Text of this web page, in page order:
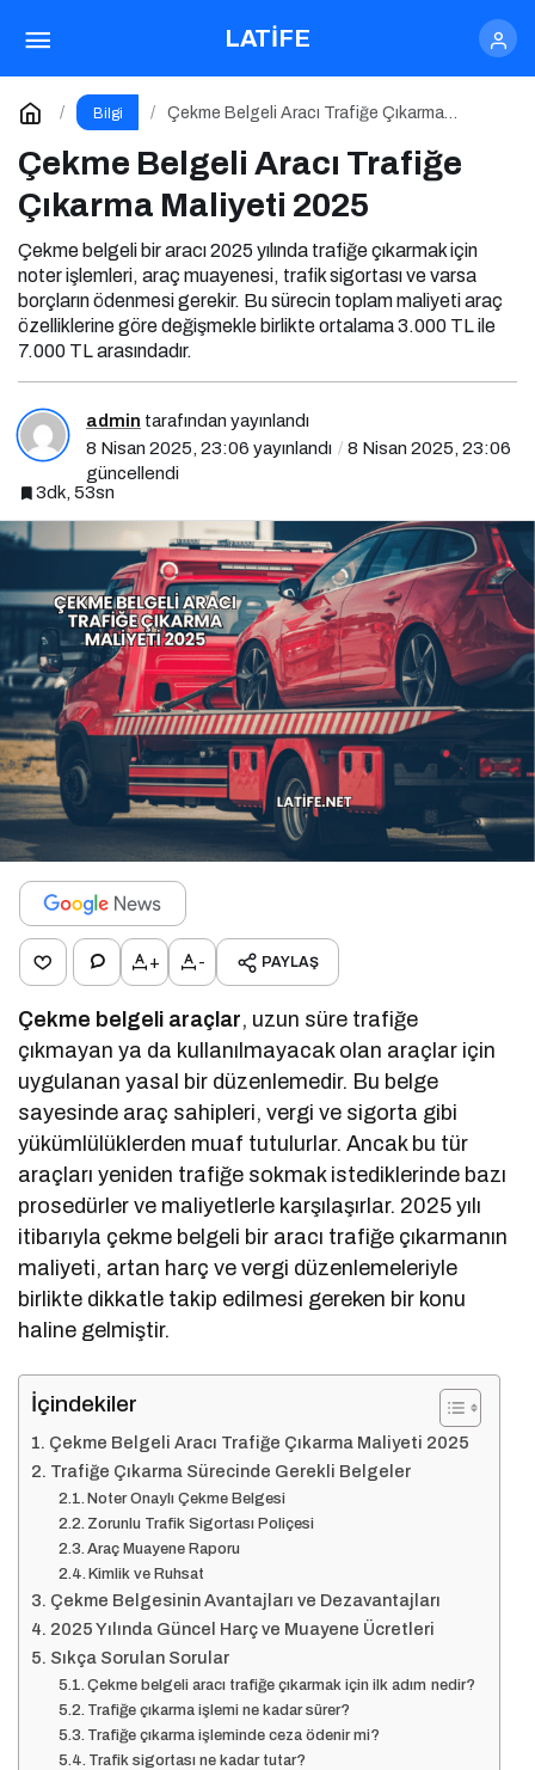
LATİFE
Bilgi
Çekme Belgeli Aracı Trafiğe Çıkarma
Çekme Belgeli Aracı Trafiğe
Çıkarma Maliyeti 2025
Çekme belgeli bir aracı 2025 yılında trafiğe çıkarmak için
noter işlemleri, araç muayenesi, trafik sigortası ve varsa
borçların ödenmesi gerekir. Bu sürecin toplam maliyeti araç
özelliklerine göre değişmekle birlikte ortalama 3.000 TL ile
7.000 TL arasındadır.
admin tarafından yayınlandı
8 Nisan 2025, 23:06 yayınlandı
8 Nisan 2025, 23:06
güncellendi
3dk, 53sn
+ - PAYLAŞ
Çekme belgeli araçlar, uzun süre trafiğe
çıkmayan ya da kullanılmayacak olan araçlar için
uygulanan yasal bir düzenlemedir. Bu belge
sayesinde araç sahipleri, vergi ve sigorta gibi
yükümlülüklerden muaf tutulurlar. Ancak bu tür
araçları yeniden trafiğe sokmak istediklerinde bazı
prosedürler ve maliyetlerle karşılaşırlar. 2025 yılı
itibarıyla çekme belgeli bir aracı trafiğe çıkarmanın
maliyeti, artan harç ve vergi düzenlemeleriyle
birlikte dikkatle takip edilmesi gereken bir konu
haline gelmiştir.
İçindekiler
Çekme Belgeli Aracı Trafiğe Çıkarma Maliyeti 2025
Trafiğe Çıkarma Sürecinde Gerekli Belgeler
Noter Onaylı Çekme Belgesi
Zorunlu Trafik Sigortası Poliçesi
Araç Muayene Raporu
Kimlik ve Ruhsat
Çekme Belgesinin Avantajları ve Dezavantajları
2025 Yılında Güncel Harç ve Muayene Ücretleri
Sıkça Sorulan Sorular
Çekme belgeli aracı trafiğe çıkarmak için ilk adım nedir?
Trafiğe çıkarma işlemi ne kadar sürer?
Trafiğe çıkarma işleminde ceza ödenir mi?
Trafik sigortası ne kadar tutar?
Karbondioksit Gazı Ne İşe Yarar?
Yorum Yap